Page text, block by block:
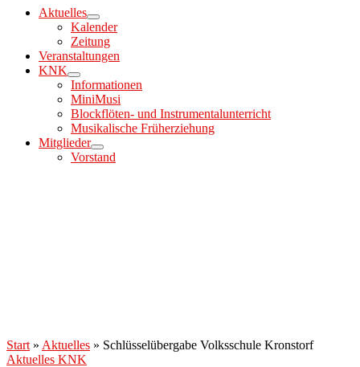
Aktuelles
Kalender
Zeitung
Veranstaltungen
KNK
Informationen
MiniMusi
Blockflöten- und Instrumentalunterricht
Musikalische Früherziehung
Mitglieder
Vorstand
Start » Aktuelles » Schlüsselübergabe Volksschule Kronstorf
Aktuelles KNK